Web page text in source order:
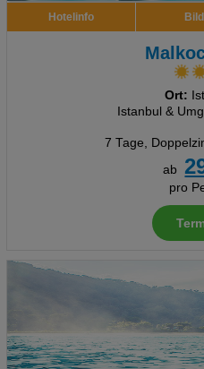
Hotelinfo
Ort:
Istanbul &
7 Tage,
ab
pro